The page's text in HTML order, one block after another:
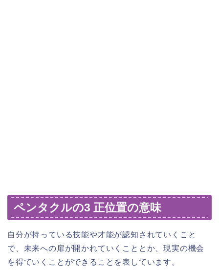
​ペンタクルの3 正位置の意味
自分が持っている技能や才能が認知されていくこと
で、未来への扉が開かれていくこととか、現実の機会
を得ていくことができることを表しています。